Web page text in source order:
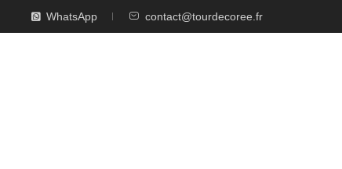
WhatsApp contact@tourdecoree.fr